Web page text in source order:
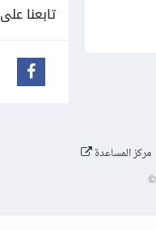
تابعنا على
مركز المساعدة